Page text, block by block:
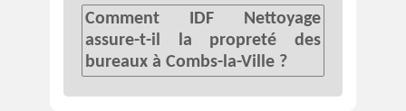
Comment IDF Nettoyage
assure-t-il la propreté des
bureaux à Combs-la-Ville ?